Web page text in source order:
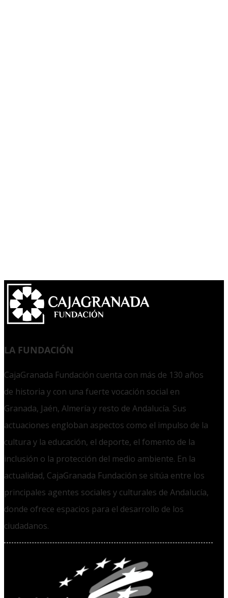
LA FUNDACIÓN
CajaGranada Fundación cuenta con más de 130 años
de historia y con una fuerte vocación social en
Granada, Jaén, Almería y resto de Andalucía. Sus
actuaciones engloban aspectos como el impulso de la
cultura y la educación, el deporte, el fomento de la
inclusión o la protección del medio ambiente. En la
actualidad, CajaGranada Fundación se sitúa entre los
principales agentes sociales y culturales de Andalucía,
donde ofrece espacios para el desarrollo de los
ciudadanos.